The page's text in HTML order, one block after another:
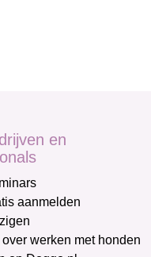
en
aanmelden
over werken met honden